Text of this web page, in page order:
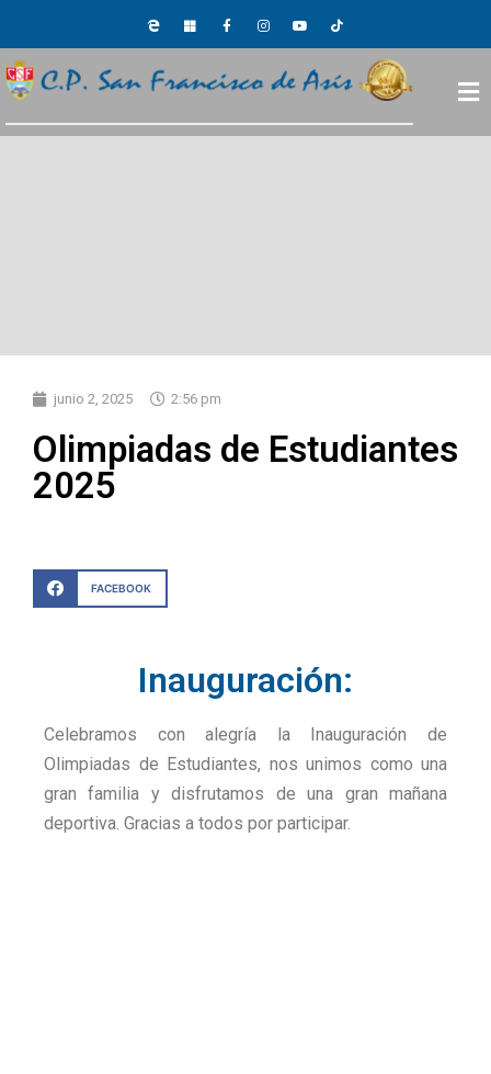
junio 2, 2025 2:56 pm
Olimpiadas de Estudiantes
2025
FACEBOOK
Inauguración:
Celebramos con alegría la Inauguración de
Olimpiadas de Estudiantes, nos unimos como una
gran familia y disfrutamos de una gran mañana
deportiva. Gracias a todos por participar.